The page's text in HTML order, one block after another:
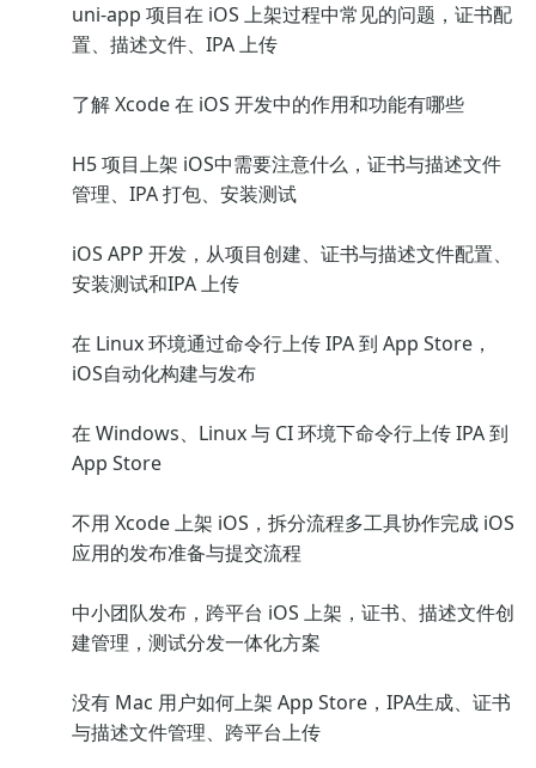
uni-app 项目在 iOS 上架过程中常见的问题，证书配
置、描述文件、IPA 上传
了解 Xcode 在 iOS 开发中的作用和功能有哪些
H5 项目上架 iOS中需要注意什么，证书与描述文件
管理、IPA 打包、安装测试
iOS APP 开发，从项目创建、证书与描述文件配置、
安装测试和IPA 上传
在 Linux 环境通过命令行上传 IPA 到 App Store，
iOS自动化构建与发布
在 Windows、Linux 与 CI 环境下命令行上传 IPA 到
App Store
不用 Xcode 上架 iOS，拆分流程多工具协作完成 iOS
应用的发布准备与提交流程
中小团队发布，跨平台 iOS 上架，证书、描述文件创
建管理，测试分发一体化方案
没有 Mac 用户如何上架 App Store，IPA生成、证书
与描述文件管理、跨平台上传